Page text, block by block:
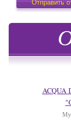
ACQUA